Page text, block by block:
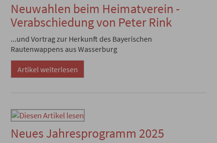
Neuwahlen beim Heimatverein -
Verabschiedung von Peter Rink
...und Vortrag zur Herkunft des Bayerischen
Rautenwappens aus Wasserburg
Artikel weiterlesen
Neues Jahresprogramm 2025